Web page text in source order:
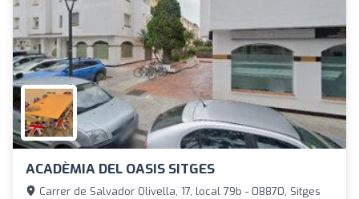
ACADÈMIA DEL OASIS SITGES
Carrer de Salvador Olivella, 17, local 79b - 08870, Sitges